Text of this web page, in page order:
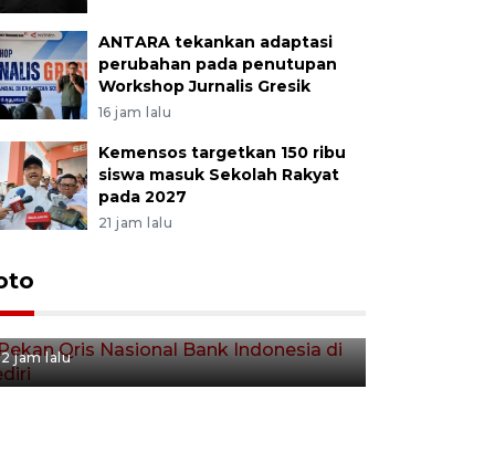
ANTARA tekankan adaptasi
perubahan pada penutupan
Workshop Jurnalis Gresik
16 jam lalu
Kemensos targetkan 150 ribu
siswa masuk Sekolah Rakyat
pada 2027
21 jam lalu
Pekan Qris Nasional Bank
2 jam lalu